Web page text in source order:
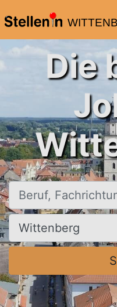
Die
Beruf, Fachrichtung, Firma
Ort, Stadt